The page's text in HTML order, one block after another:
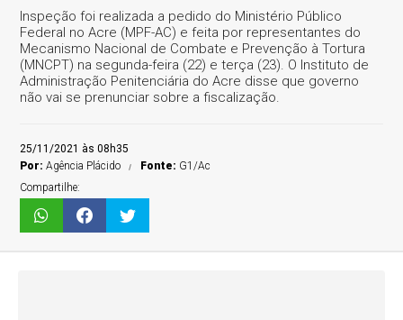
Inspeção foi realizada a pedido do Ministério Público
Federal no Acre (MPF-AC) e feita por representantes do
Mecanismo Nacional de Combate e Prevenção à Tortura
(MNCPT) na segunda-feira (22) e terça (23). O Instituto de
Administração Penitenciária do Acre disse que governo
não vai se prenunciar sobre a fiscalização.
25/11/2021 às 08h35
Por: Agência Plácido Fonte: G1/Ac
Compartilhe: